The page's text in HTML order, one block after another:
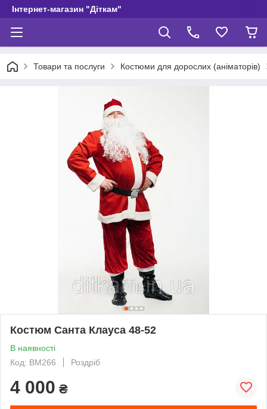
Інтернет-магазин "Діткам"
Товари та послуги Костюми для дорослих (аніматорів)
Костюм Санта Клауса 48-52
В наявності
Код: ВМ266
Роздріб
4 000 ₴